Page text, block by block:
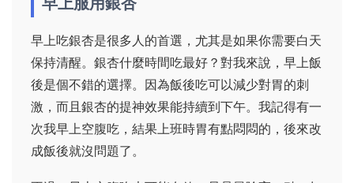
早上吃銀杏是很多人的首選，尤其是如果你需要白天
保持清醒。銀杏什麼時間吃最好？對我來說，早上飯
後是個不錯的選擇。因為飯後吃可以減少對胃的刺
激，而且銀杏的提神效果能持續到下午。我記得有一
次我早上空腹吃，結果上班時胃有點悶悶的，後來改
成飯後就沒問題了。